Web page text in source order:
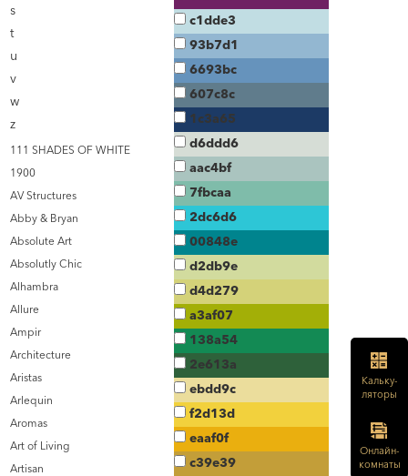
s
t
u
v
w
z
111 SHADES OF WHITE
1900
AV Structures
Abby & Bryan
Absolute Art
Absolutly Chic
Alhambra
Allure
Ampir
Architecture
Aristas
Arlequin
Aromas
Art of Living
Artisan
c1dde3
93b7d1
6693bc
607c8c
1c3a65
d6ddd6
aac4bf
7fbcaa
2dc6d6
00848e
d2db9e
d4d279
a3af07
138a54
2e613a
ebdd9c
f2d13d
eaaf0f
c39e39
Кальку-
ляторы
Онлайн-
комнаты